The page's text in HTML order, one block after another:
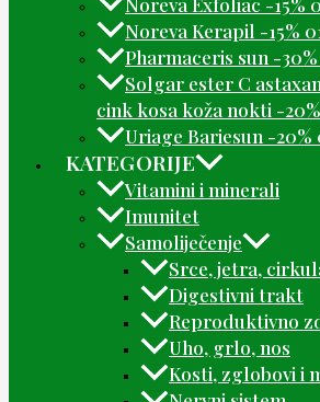
Noreva Kerapil -15%
Pharmaceris sun -
Solgar ester C
cink kosa koža nokti -
Uriage Bariesun -20%
KATEGORIJE
Vitamini i minerali
Imunitet
Samoliječenje
Srce, jetra,
Digestivni trakt
Reproduktivno
Uho, grlo, nos
Kosti, zglobovi i